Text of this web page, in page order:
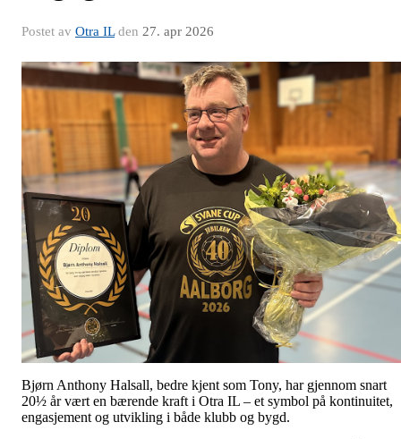
Postet av Otra ILden 27. apr 2026
Bjørn Anthony Halsall, bedre kjent som Tony, har gjennom snart
20½ år vært en bærende kraft i Otra IL – et symbol på kontinuitet,
engasjement og utvikling i både klubb og bygd.